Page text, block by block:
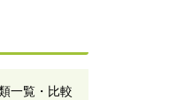
一覧・比較